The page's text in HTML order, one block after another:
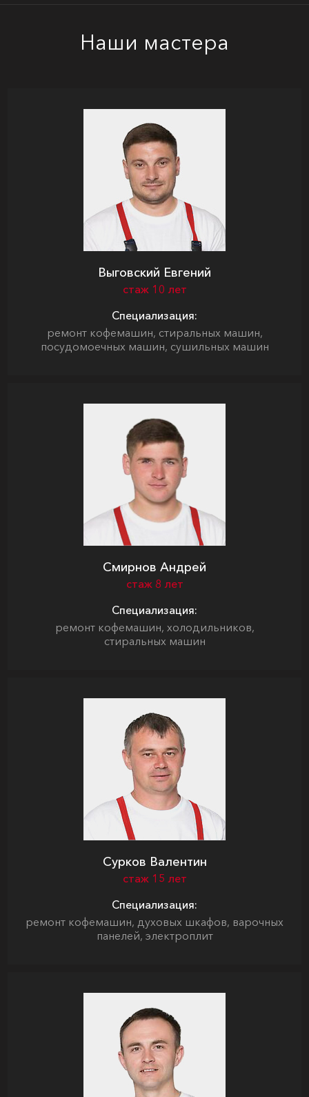
Наши мастера
Выговский Евгений
стаж 10 лет
Специализация:
ремонт кофемашин, стиральных машин,
посудомоечных машин, сушильных машин
Смирнов Андрей
стаж 8 лет
Специализация:
ремонт кофемашин, холодильников,
стиральных машин
Сурков Валентин
стаж 15 лет
Специализация:
ремонт кофемашин, духовых шкафов, варочных
панелей, электроплит